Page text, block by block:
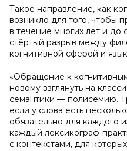
Такое направление, как
возникло для того, чтобы
в течение многих лет и до
стёртый разрыв между
когнитивной сферой и
«Обращение к
новому взглянуть на
семантики — полисемию.
если у слова есть
обязательно для каждого
каждый лексикограф-
с контекстами, для